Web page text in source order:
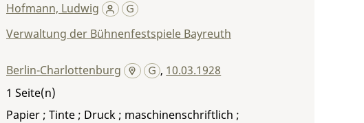
Hofmann, Ludwig
Verwaltung der Bühnenfestspiele Bayreuth
Berlin-Charlottenburg , 10.03.1928
1
Papier ; Tinte ; Druck ; maschinenschriftlich ;